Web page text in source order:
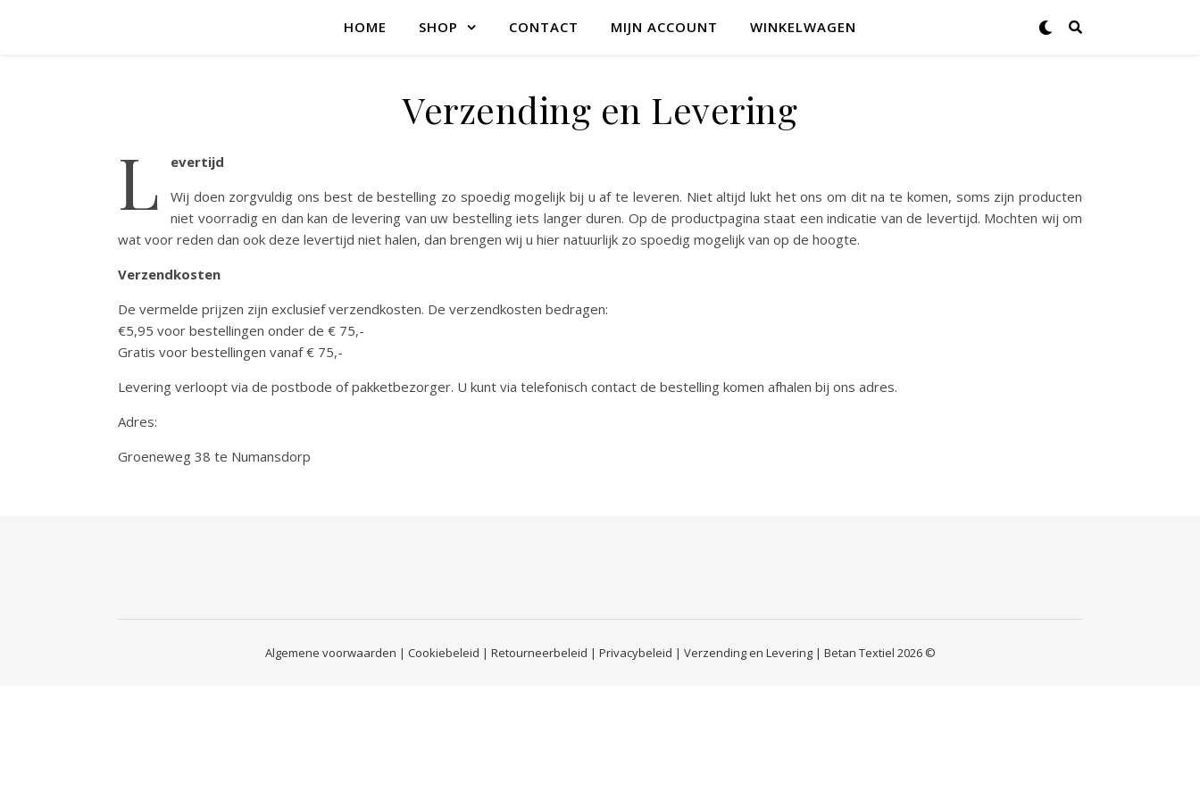
HOME SHOP CONTACT MIJN ACCOUNT WINKELWAGEN
Verzending en Levering
L
evertijd
Wij doen zorgvuldig ons best de bestelling zo spoedig mogelijk bij u af te leveren. Niet altijd lukt het ons om dit na te komen, soms zijn producten
niet voorradig en dan kan de levering van uw bestelling iets langer duren. Op de productpagina staat een indicatie van de levertijd. Mochten wij om
wat voor reden dan ook deze levertijd niet halen, dan brengen wij u hier natuurlijk zo spoedig mogelijk van op de hoogte.
Verzendkosten
De vermelde prijzen zijn exclusief verzendkosten. De verzendkosten bedragen:
€5,95 voor bestellingen onder de € 75,-
Gratis voor bestellingen vanaf € 75,-
Levering verloopt via de postbode of pakketbezorger. U kunt via telefonisch contact de bestelling komen afhalen bij ons adres.
Adres:
Groeneweg 38 te Numansdorp
Algemene voorwaarden | Cookiebeleid | Retourneerbeleid | Privacybeleid | Verzending en Levering| Betan Textiel 2026 ©